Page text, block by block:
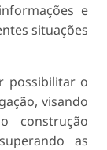
e
situações
possibilitar o
visando
construção
as